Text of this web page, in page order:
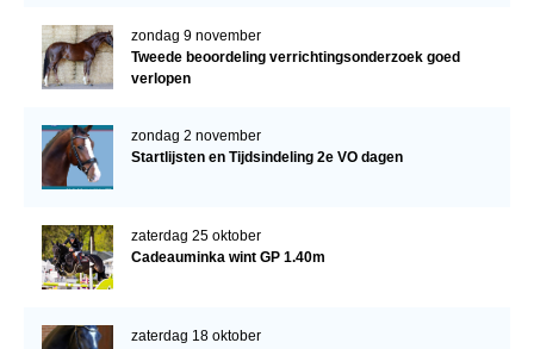
zondag 9 november
Tweede beoordeling verrichtingsonderzoek goed
verlopen
zondag 2 november
Startlijsten en Tijdsindeling 2e VO dagen
zaterdag 25 oktober
Cadeauminka wint GP 1.40m
zaterdag 18 oktober